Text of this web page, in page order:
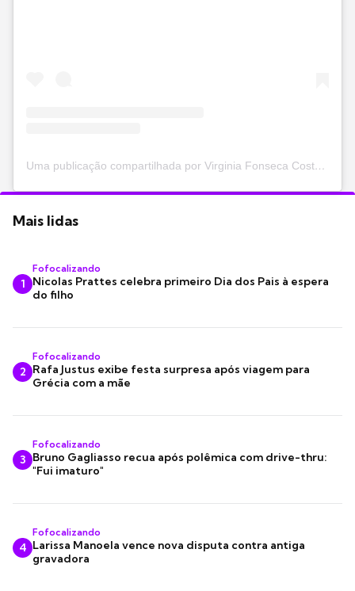
Uma publicação compartilhada por Virginia Fonseca Costa (@virginia)
Mais lidas
1
Fofocalizando
Nicolas Prattes celebra primeiro Dia dos Pais à espera
do filho
2
Fofocalizando
Rafa Justus exibe festa surpresa após viagem para
Grécia com a mãe
3
Fofocalizando
Bruno Gagliasso recua após polêmica com drive-thru:
"Fui imaturo"
4
Fofocalizando
Larissa Manoela vence nova disputa contra antiga
gravadora